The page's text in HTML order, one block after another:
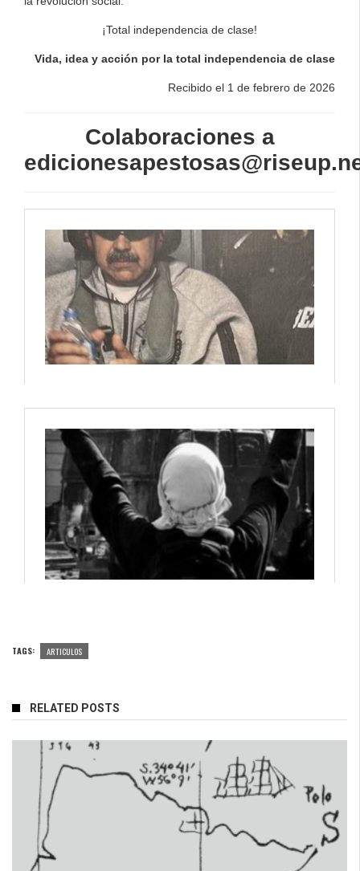
¡Total independencia de clase!
Vida, idea y acción por la total independencia de clase
Recibido el 1 de febrero de 2026
Colaboraciones a
TAGS: ARTICULOS
RELATED POSTS